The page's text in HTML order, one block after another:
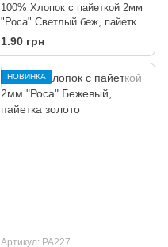
100% Хлопок с пайеткой 2мм
"Роса" Светлый беж, пайетка
золото
1.90 грн
НОВИНКА
Артикул: PA227